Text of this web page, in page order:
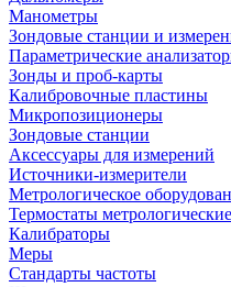
Манометры
Зондовые станции и
Параметрические
Зонды и проб-карты
Калибровочные пластины
Микропозиционеры
Зондовые станции
Аксессуары для измерений
Источники-измерители
Метрологическое
Термостаты метрологические
Калибраторы
Меры
Стандарты частоты